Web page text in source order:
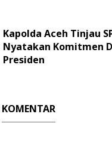
Kapolda Aceh Tinjau
Nyatakan Komitmen
Presiden
KOMENTAR